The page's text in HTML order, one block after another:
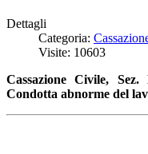
Dettagli
Categoria:
Visite: 10603
Cassazione Civile,
Condotta abnorme del